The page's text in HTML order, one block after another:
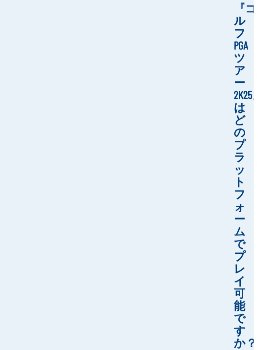
『ゴ
ル
フ
PGA
ツ
ア
ー
2K25』
は
ど
の
プ
ラ
ッ
ト
フ
ォ
ー
ム
で
プ
レ
イ
可
能
で
す
か？